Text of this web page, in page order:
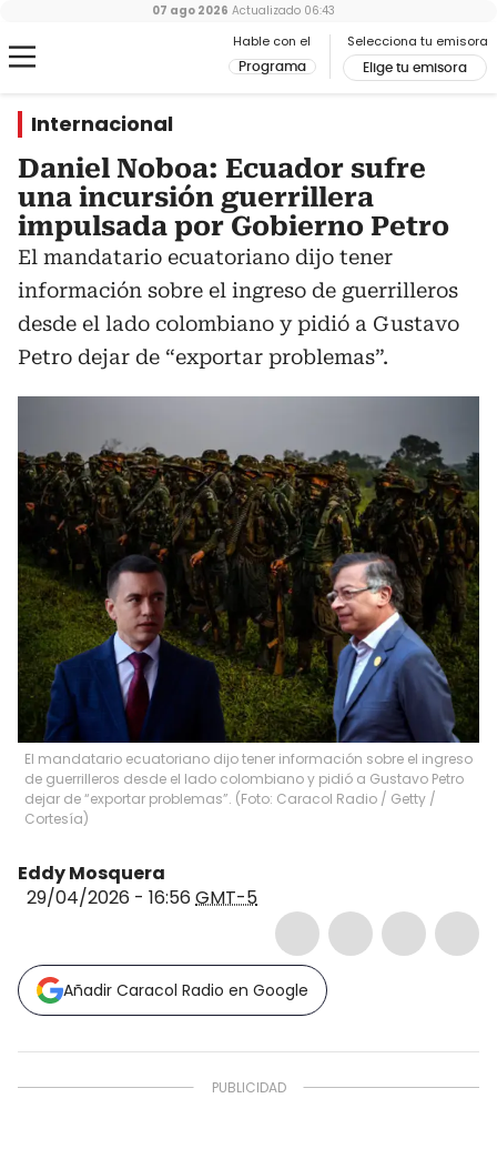
Hable con el
Programa
Selecciona tu emisora
Elige tu emisora
07 ago 2026 Actualizado 06:43
Internacional
Daniel Noboa: Ecuador sufre
una incursión guerrillera
impulsada por Gobierno Petro
El mandatario ecuatoriano dijo tener
información sobre el ingreso de guerrilleros
desde el lado colombiano y pidió a Gustavo
Petro dejar de “exportar problemas”.
El mandatario ecuatoriano dijo tener información sobre el ingreso
de guerrilleros desde el lado colombiano y pidió a Gustavo Petro
dejar de “exportar problemas”. (Foto: Caracol Radio / Getty /
Cortesía)
Eddy Mosquera
29/04/2026 - 16:56 GMT-5
Añadir Caracol Radio en Google